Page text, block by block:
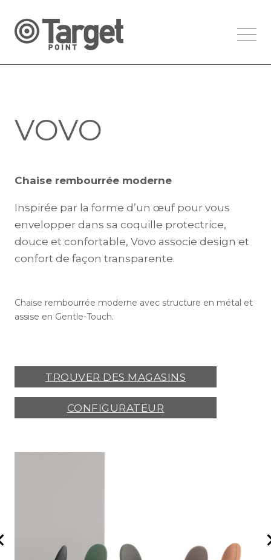
VOVO
Chaise rembourrée moderne
Inspirée par la forme d’un œuf pour vous
envelopper dans sa coquille protectrice,
douce et confortable, Vovo associe design et
confort de façon transparente.
Chaise rembourrée moderne avec structure en métal et
assise en Gentle-Touch.
TROUVER DES MAGASINS
CONFIGURATEUR